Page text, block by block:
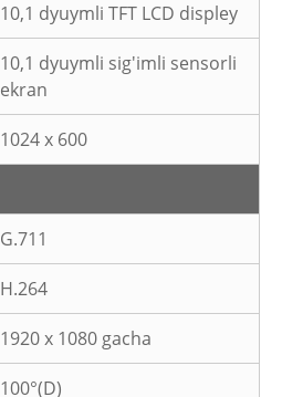
10,1 dyuymli TFT LCD displey
10,1 dyuymli sig'imli sensorli
ekran
1024 x 600
G.711
H.264
1920 x 1080 gacha
100°(D)